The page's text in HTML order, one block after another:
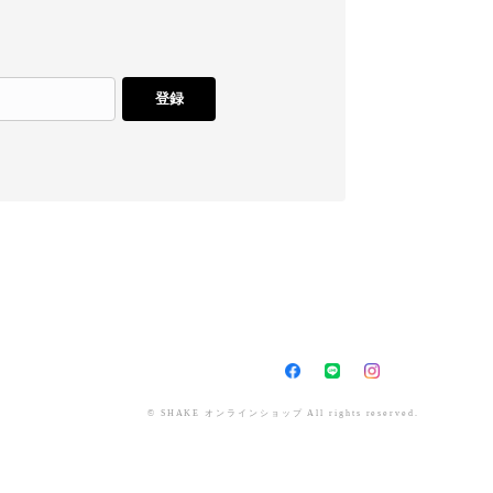
登録
© SHAKE オンラインショップ All rights reserved.